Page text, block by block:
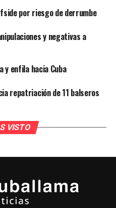
por riesgo de derrumbe
y negativas a
enfila hacia Cuba
repatriación de 11 balseros
VISTO